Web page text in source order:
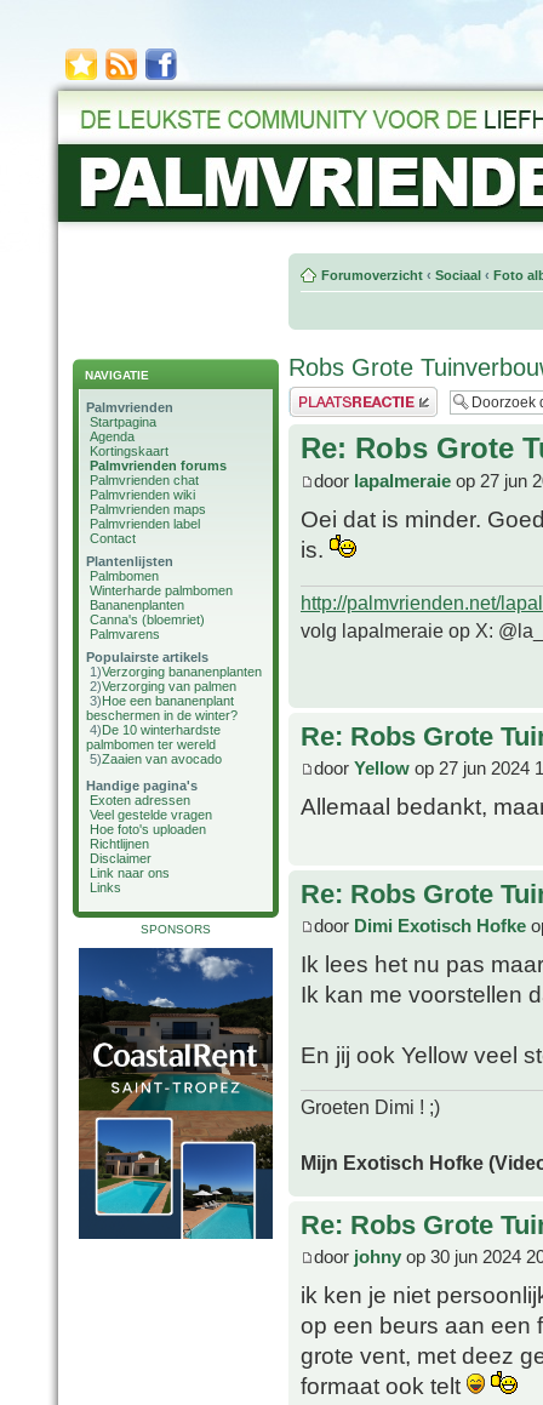
NAVIGATIE
Palmvrienden
Startpagina
Agenda
Kortingskaart
Palmvrienden forums
Palmvrienden chat
Palmvrienden wiki
Palmvrienden maps
Palmvrienden label
Contact
Plantenlijsten
Palmbomen
Winterharde palmbomen
Bananenplanten
Canna's (bloemriet)
Palmvarens
Populairste artikels
1)Verzorging bananenplanten
2)Verzorging van palmen
3)Hoe een bananenplant
beschermen in de winter?
4)De 10 winterhardste
palmbomen ter wereld
5)Zaaien van avocado
Handige pagina's
Exoten adressen
Veel gestelde vragen
Hoe foto's uploaden
Richtlijnen
Disclaimer
Link naar ons
Links
SPONSORS
Forumoverzicht ‹ Sociaal ‹ Foto
Robs Grote
Plaats een reactie
Re: Robs Grote
door lapalmeraie op 27 jun
Oei dat is minder.
is.
http://palmvrienden.net/
volg lapalmeraie op X:
Re: Robs Grote
door Yellow op 27 jun 2024
Allemaal bedankt,
Re: Robs Grote
door Dimi Exotisch Hofke
Ik lees het nu pas
Ik kan me voorstellen
En jij ook Yellow veel
Groeten Dimi ! ;)
Mijn Exotisch Hofke
Re: Robs Grote
door johny op 30 jun 2024
ik ken je niet
op een beurs aan een
grote vent, met deez
formaat ook telt